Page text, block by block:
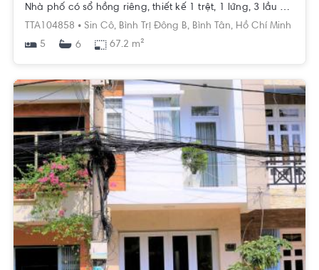
Nhà phố có sổ hồng riêng, thiết kế 1 trệt, 1 lửng, 3 lầu và sân thượng đúc kiên cố.
TTA104858 • Sin Cô, Bình Trị Đông B, Bình Tân, Hồ Chí Minh
5
6 67.2 m²